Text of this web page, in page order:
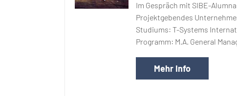
Im Gespräch mit SIBE-
Projektgebendes
Studiums: T-Systems
Programm: M.A. General
Mehr Info